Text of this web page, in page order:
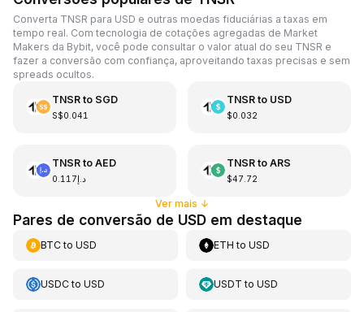
Converta TNSR para USD e outras moedas fiduciárias a taxas em
tempo real. Com tecnologia de cotações agregadas de Market
Makers da Bybit, você pode consultar o valor atual do seu TNSR e
fazer a conversão com confiança, aproveitando taxas precisas e sem
spreads ocultos.
TNSRto SGD
S$0.041
TNSRto USD
$0.032
TNSRto AED
د.إ0.117
TNSRto ARS
$47.72
Ver mais ↓
Pares de conversão de USD em destaque
BTCto USD ETH toUSD
USDCto USD USDT toUSD